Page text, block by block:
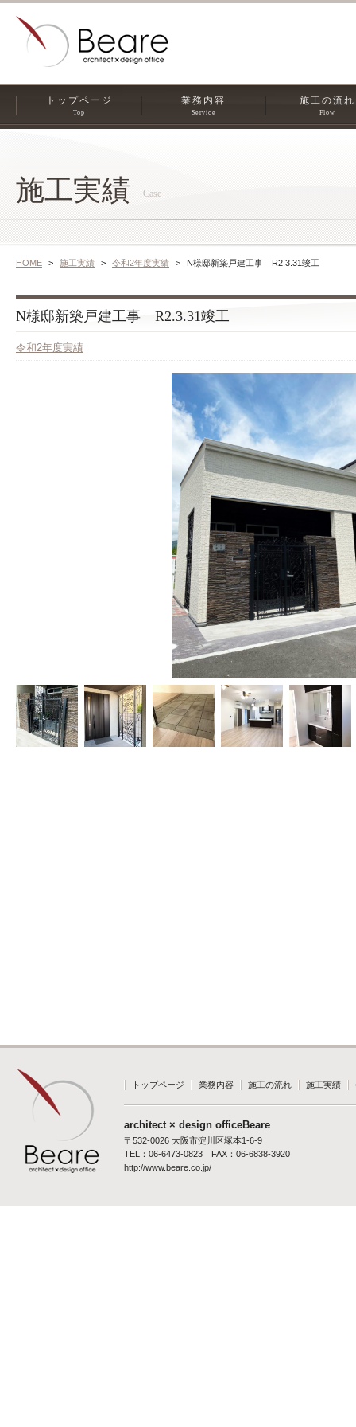
トップページ
Top
業務内容
Service
施工の流れ
Flow
施工実績 Case
HOME 施工実績 令和2年度実績 N様邸新築戸建工事 R2.3.31竣工
N様邸新築戸建工事 R2.3.31竣工
令和2年度実績
トップページ 業務内容 施工の流れ 施工実績
architect × design officeBeare
〒532-0026 大阪市淀川区塚本1-6-9
TEL：06-6473-0823 FAX：06-6838-3920
http://www.beare.co.jp/